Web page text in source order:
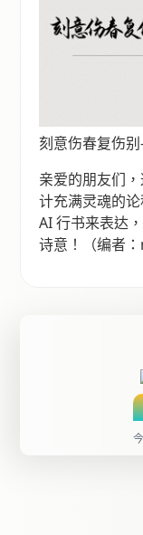
刻意伤春复伤
亲爱的朋友们
计充满灵魂的
AI 行书来表达
诗意！（编者：